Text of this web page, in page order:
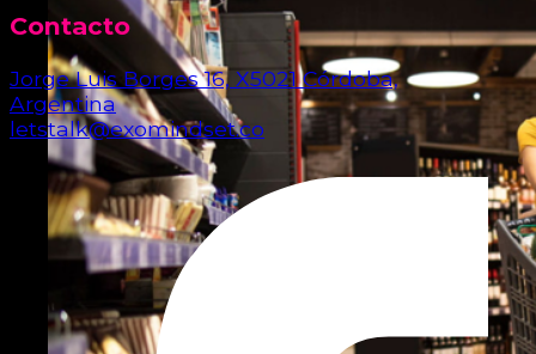
Contacto
Jorge Luis Borges 16, X5021 Córdoba,
Argentina
letstalk@exomindset.co